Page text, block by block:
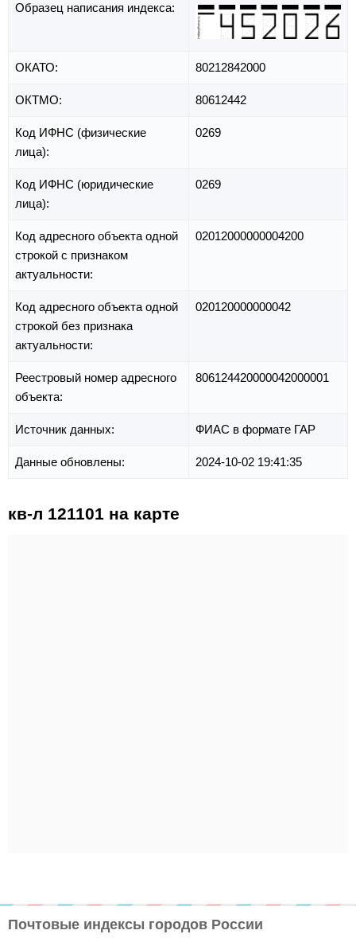
Образец написания индекса:
ОКАТО: 80212842000
ОКТМО: 80612442
Код ИФНС (физические
лица):
0269
Код ИФНС (юридические
лица):
0269
Код адресного объекта одной
строкой с признаком
актуальности:
02012000000004200
Код адресного объекта одной
строкой без признака
актуальности:
020120000000042
Реестровый номер адресного
объекта:
806124420000042000001
Источник данных: ФИАС в формате ГАР
Данные обновлены: 2024-10-02 19:41:35
кв-л 121101 на карте
Почтовые индексы городов России